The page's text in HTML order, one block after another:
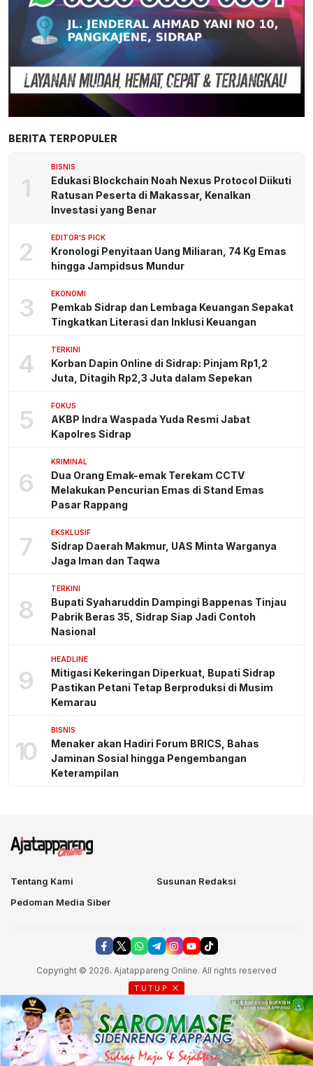
BERITA TERPOPULER
1
BISNIS
Edukasi Blockchain Noah Nexus Protocol Diikuti
Ratusan Peserta di Makassar, Kenalkan
Investasi yang Benar
2 EDITOR'S PICK
Kronologi Penyitaan Uang Miliaran, 74 Kg Emas
hingga Jampidsus Mundur
3 EKONOMI
Pemkab Sidrap dan Lembaga Keuangan Sepakat
Tingkatkan Literasi dan Inklusi Keuangan
4 TERKINI
Korban Dapin Online di Sidrap: Pinjam Rp1,2
Juta, Ditagih Rp2,3 Juta dalam Sepekan
5 FOKUS
AKBP Indra Waspada Yuda Resmi Jabat
Kapolres Sidrap
6
KRIMINAL
Dua Orang Emak-emak Terekam CCTV
Melakukan Pencurian Emas di Stand Emas
Pasar Rappang
7 EKSKLUSIF
Sidrap Daerah Makmur, UAS Minta Warganya
Jaga Iman dan Taqwa
8
TERKINI
Bupati Syaharuddin Dampingi Bappenas Tinjau
Pabrik Beras 35, Sidrap Siap Jadi Contoh
Nasional
9
HEADLINE
Mitigasi Kekeringan Diperkuat, Bupati Sidrap
Pastikan Petani Tetap Berproduksi di Musim
Kemarau
10
BISNIS
Menaker akan Hadiri Forum BRICS, Bahas
Jaminan Sosial hingga Pengembangan
Keterampilan
Tentang Kami
Susunan Redaksi
Pedoman Media Siber
Copyright © 2026. Ajatappareng Online. All rights reserved
TUTUP